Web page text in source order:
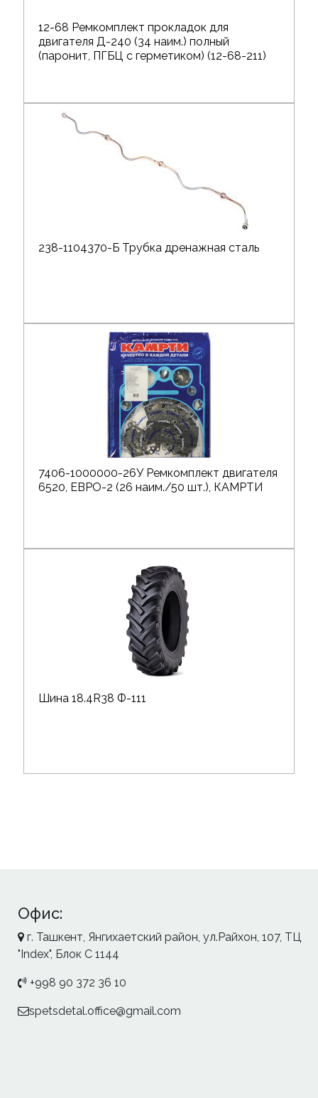
12-68 Ремкомплект прокладок для
двигателя Д-240 (34 наим.) полный
(паронит, ПГБЦ с герметиком) (12-68-211)
238-1104370-Б Трубка дренажная сталь
7406-1000000-26У Ремкомплект двигателя
6520, ЕВРО-2 (26 наим./50 шт.), КАМРТИ
Шина 18.4R38 Ф-111
Офис:
г. Ташкент, Янгихаетский район, ул.Райхон, 107, ТЦ
"Index", Блок С 1144
+998 90 372 36 10
spetsdetal.office@gmail.com